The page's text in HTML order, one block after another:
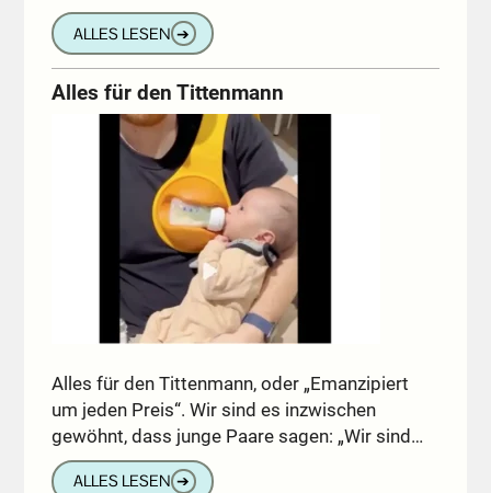
ALLES LESEN ➔
Alles für den Tittenmann
Alles für den Tittenmann, oder „Emanzipiert
um jeden Preis“. Wir sind es inzwischen
gewöhnt, dass junge Paare sagen: „Wir sind…
ALLES LESEN ➔